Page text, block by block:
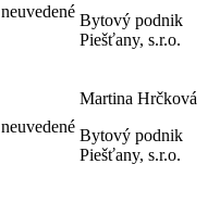
neuvedené Bytový podnik
Piešťany, s.r.o.
neuvedené
Martina Hrčková
Bytový podnik
Piešťany, s.r.o.